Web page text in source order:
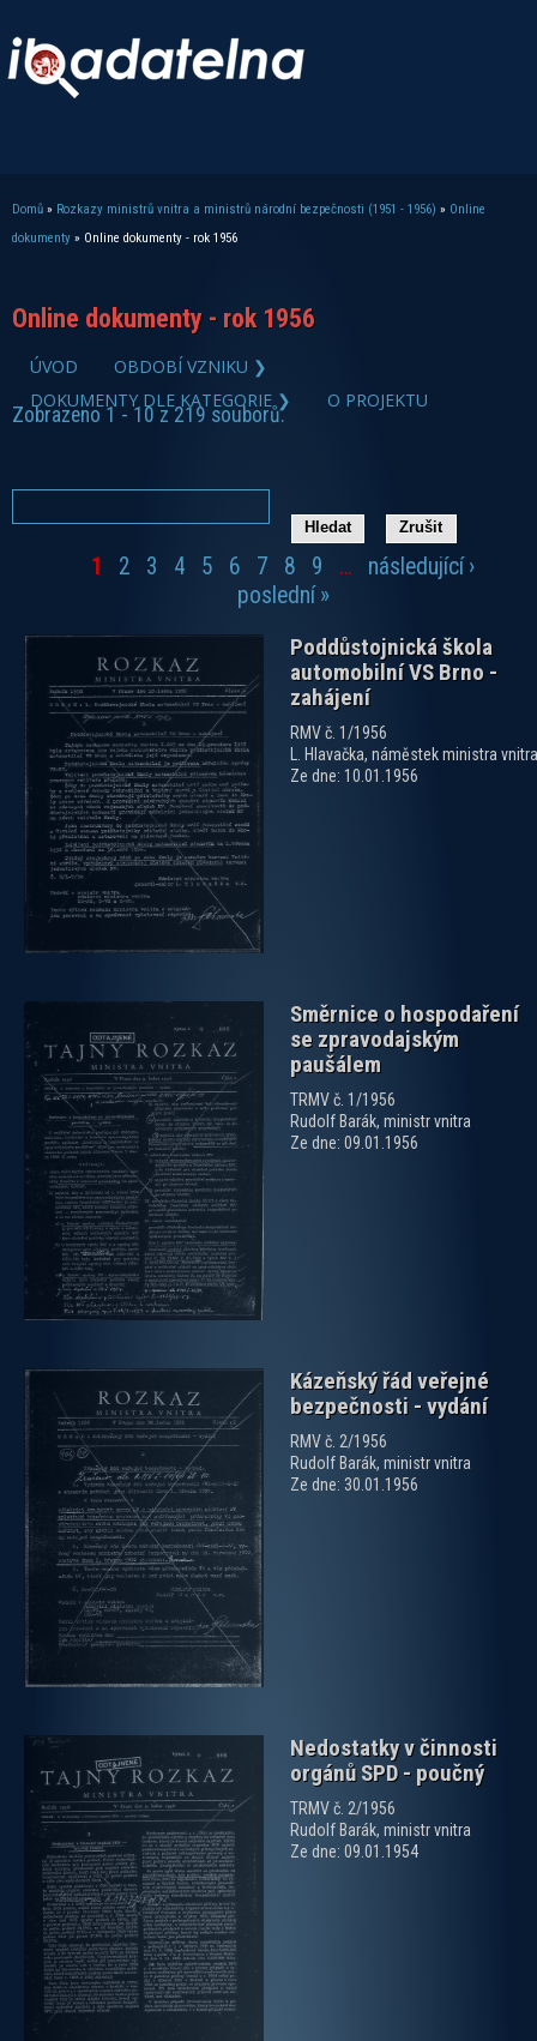
Jste zde
Domů » Rozkazy ministrů vnitra a ministrů národní bezpečnosti (1951 - 1956) » Online
dokumenty » Online dokumenty - rok 1956
Online dokumenty - rok 1956
ÚVOD
OBDOBÍ VZNIKU ❯
DOKUMENTY DLE KATEGORIE ❯
O PROJEKTU
Zobrazeno 1 - 10 z 219 souborů.
1 2 3 4 5 6 7 8 9 …
následující ›
poslední »
Poddůstojnická škola
automobilní VS Brno -
zahájení
RMV č. 1/1956
L. Hlavačka, náměstek ministra vnitra
Ze dne: 10.01.1956
Směrnice o hospodaření
se zpravodajským
paušálem
TRMV č. 1/1956
Rudolf Barák, ministr vnitra
Ze dne: 09.01.1956
zobrazit PDF dokument
Kázeňský řád veřejné
bezpečnosti - vydání
RMV č. 2/1956
Rudolf Barák, ministr vnitra
Ze dne: 30.01.1956
zobrazit PDF dokument
Nedostatky v činnosti
orgánů SPD - poučný
TRMV č. 2/1956
Rudolf Barák, ministr vnitra
Ze dne: 09.01.1954
zobrazit PDF dokument
zobrazit PDF dokument